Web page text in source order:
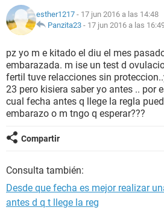
NUTRICIÓN
SEXUALIDAD
GLOSARIO
esther1217 - 17 jun 2016 a las 14:48
Panzita23 - 17 jun 2016 a las
pz yo m e kitado el diu el mes
embarazada. m ise un test d
fertil tuve relacciones sin
23 pero kisiera saber yo antes .. por
cual fecha antes q llege la regla
embarazo o m tngo q esperar???
Compartir
Consulta también:
Desde que fecha es mejor realizar
antes d q t llege la reg